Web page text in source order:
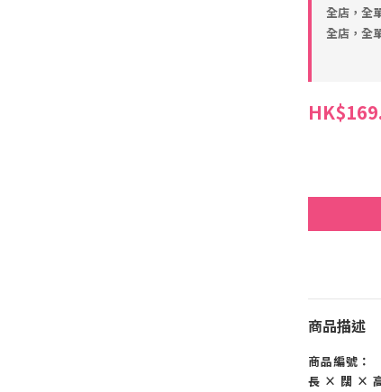
全店，全
全店，全
商品描述
商品編號：
長 × 闊 ×